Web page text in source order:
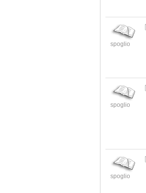
spoglio
spoglio
spoglio